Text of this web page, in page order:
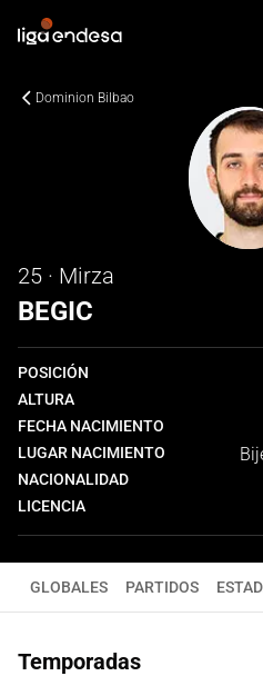
Dominion Bilbao
25 · Mirza
BEGIC
POSICIÓN
ALTURA
FECHA NACIMIENTO
LUGAR NACIMIENTO
NACIONALIDAD
LICENCIA
GLOBALES PARTIDOS
Temporadas